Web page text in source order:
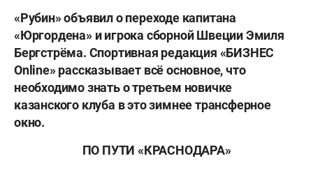
«Рубин» объявил о переходе капитана
«Юргордена» и игрока сборной Швеции Эмиля
Бергстрёма. Спортивная редакция «БИЗНЕС
Online» рассказывает всё основное, что
необходимо знать о третьем новичке
казанского клуба в это зимнее трансферное
окно.
ПО ПУТИ «КРАСНОДАРА»